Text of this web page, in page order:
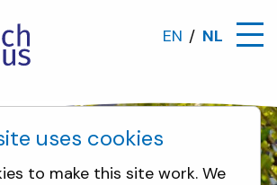
EN NL
uses cookies
to make this site work. We